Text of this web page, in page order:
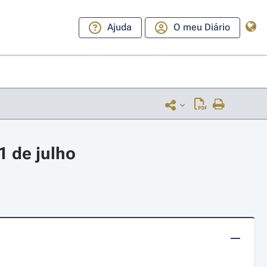
Ajuda O meu Diário
de julho